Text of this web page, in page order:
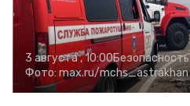
3 августа , 10:00Безопасность
Фото: max.ru/mchs_astrakhan